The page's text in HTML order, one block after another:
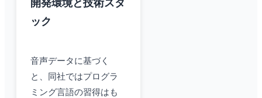
開発環境と技術スタ
ック
音声データに基づく
と、同社ではプログラ
ミング言語の習得はも